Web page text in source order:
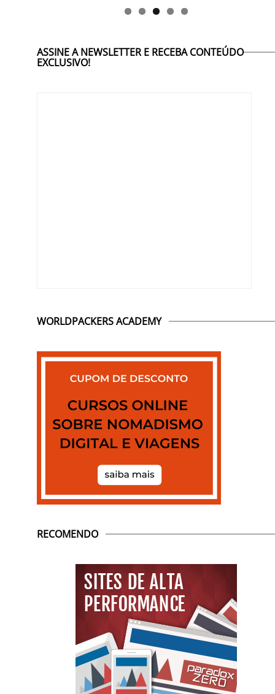
ASSINE A NEWSLETTER E RECEBA CONTEÚDO
EXCLUSIVO!
WORLDPACKERS ACADEMY
RECOMENDO